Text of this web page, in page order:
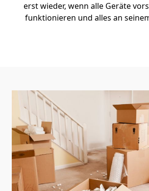
erst wieder, wenn alle Geräte
funktionieren und alles an